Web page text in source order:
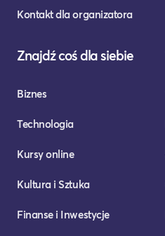
Kontakt dla organizatora
Znajdź coś dla siebie
Biznes
Technologia
Kursy online
Kultura i Sztuka
Finanse i Inwestycje